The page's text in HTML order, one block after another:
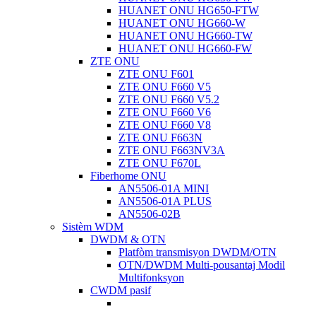
HUANET ONU HG650-FTW
HUANET ONU HG660-W
HUANET ONU HG660-TW
HUANET ONU HG660-FW
ZTE ONU
ZTE ONU F601
ZTE ONU F660 V5
ZTE ONU F660 V5.2
ZTE ONU F660 V6
ZTE ONU F660 V8
ZTE ONU F663N
ZTE ONU F663NV3A
ZTE ONU F670L
Fiberhome ONU
AN5506-01A MINI
AN5506-01A PLUS
AN5506-02B
Sistèm WDM
DWDM & OTN
Platfòm transmisyon DWDM/OTN
OTN/DWDM Multi-pousantaj Modil
Multifonksyon
CWDM pasif